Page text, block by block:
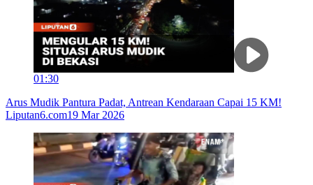
01:30
Arus Mudik Pantura Padat, Antrean Kendaraan Capai 15 KM!
Liputan6.com19 Mar 2026